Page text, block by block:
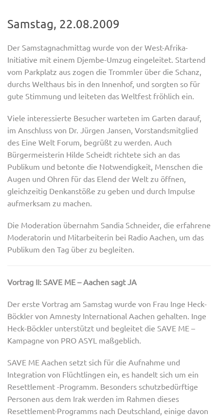
Samstag, 22.08.2009
Der Samstagnachmittag wurde von der West-Afrika-
Initiative mit einem Djembe-Umzug eingeleitet. Startend
vom Parkplatz aus zogen die Trommler über die Schanz,
durchs Welthaus bis in den Innenhof, und sorgten so für
gute Stimmung und leiteten das Weltfest fröhlich ein.
Viele interessierte Besucher warteten im Garten darauf,
im Anschluss von Dr. Jürgen Jansen, Vorstandsmitglied
des Eine Welt Forum, begrüßt zu werden. Auch
Bürgermeisterin Hilde Scheidt richtete sich an das
Publikum und betonte die Notwendigkeit, Menschen die
Augen und Ohren für das Elend der Welt zu öffnen,
gleichzeitig Denkanstöße zu geben und durch Impulse
aufmerksam zu machen.
Die Moderation übernahm Sandia Schneider, die erfahrene
Moderatorin und Mitarbeiterin bei Radio Aachen, um das
Publikum den Tag über zu begleiten.
Vortrag II: SAVE ME – Aachen sagt JA
Der erste Vortrag am Samstag wurde von Frau Inge Heck-
Böckler von Amnesty International Aachen gehalten. Inge
Heck-Böckler unterstützt und begleitet die SAVE ME –
Kampagne von PRO ASYL maßgeblich.
SAVE ME Aachen setzt sich für die Aufnahme und
Integration von Flüchtlingen ein, es handelt sich um ein
Resettlement -Programm. Besonders schutzbedürftige
Personen aus dem Irak werden im Rahmen dieses
Resettlement-Programms nach Deutschland, einige davon